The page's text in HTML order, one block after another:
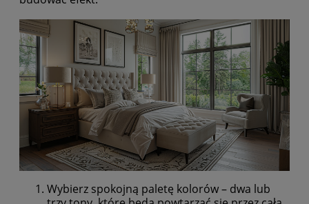
Wybierz spokojną paletę kolorów – dwa lub